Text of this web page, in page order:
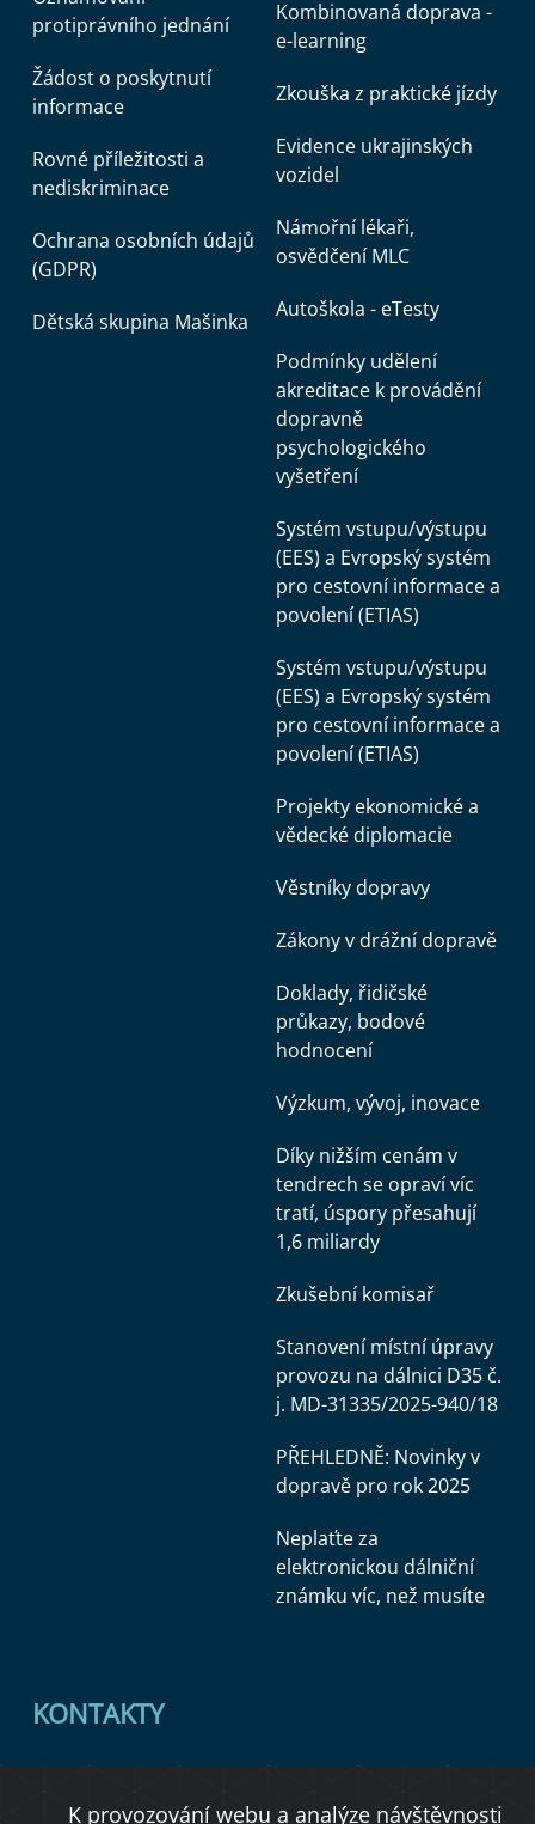
protiprávního jednání
Žádost o poskytnutí
informace
Rovné příležitosti a
nediskriminace
Ochrana osobních údajů
(GDPR)
Dětská skupina Mašinka
Kombinovaná doprava -
e-learning
Zkouška z praktické jízdy
Evidence ukrajinských
vozidel
Námořní lékaři,
osvědčení MLC
Autoškola - eTesty
Podmínky udělení
akreditace k provádění
dopravně
psychologického
vyšetření
Systém vstupu/výstupu
(EES) a Evropský systém
pro cestovní informace a
povolení (ETIAS)
Systém vstupu/výstupu
(EES) a Evropský systém
pro cestovní informace a
povolení (ETIAS)
Projekty ekonomické a
vědecké diplomacie
Věstníky dopravy
Zákony v drážní dopravě
Doklady, řidičské
průkazy, bodové
hodnocení
Výzkum, vývoj, inovace
Díky nižším cenám v
tendrech se opraví víc
tratí, úspory přesahují
1,6 miliardy
Zkušební komisař
Stanovení místní úpravy
provozu na dálnici D35 č.
j. MD-31335/2025-940/18
PŘEHLEDNĚ: Novinky v
dopravě pro rok 2025
Neplaťte za
elektronickou dálniční
známku víc, než musíte
KONTAKTY
K provozování webu a analýze návštěvnosti